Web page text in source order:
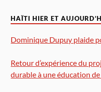
HAÏTI HIER ET
Dominique Dupuy plaide
Retour d’expérience du
durable à une éducation